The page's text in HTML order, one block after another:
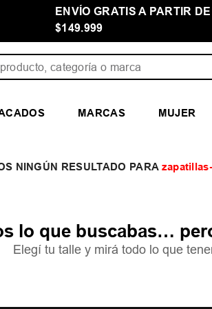
ENVÍO GRATIS A PARTIR DE
$149.999
MARCAS MUJER
lo que buscabas…
Elegí tu talle y mirá todo lo que